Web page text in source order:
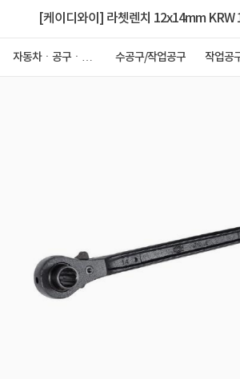
[케이디와이] 라쳇렌치 12x14mm KRW
자동차ㆍ공구ㆍ안
수공구/작업공구 작업공